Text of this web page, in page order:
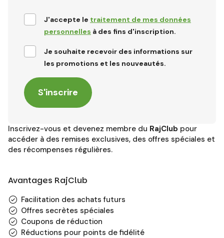
Inscrivez-vous et devenez membre du RajClub pour
accéder à des remises exclusives, des offres spéciales et
des récompenses régulières.
Avantages RajClub
Facilitation des achats futurs
Offres secrètes spéciales
Coupons de réduction
Réductions pour points de fidélité
J'accepte le traitement de mes données
personnelles à des fins d'inscription.
Je souhaite recevoir des informations sur
les promotions et les nouveautés.
S'inscrire